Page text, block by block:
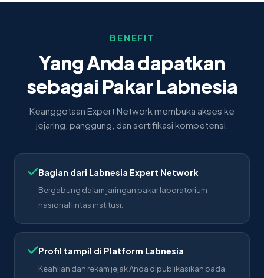
BENEFIT
Yang Anda dapatkan
sebagai Pakar Labnesia
Keanggotaan Expert Network membuka akses ke
jejaring, panggung, dan sertifikasi kompetensi.
Bagian dari Labnesia Expert Network
Bergabung dalam jaringan pakar laboratorium
nasional lintas institusi.
Profil tampil di Platform Labnesia
Keahlian dan rekam jejak Anda dipublikasikan pada